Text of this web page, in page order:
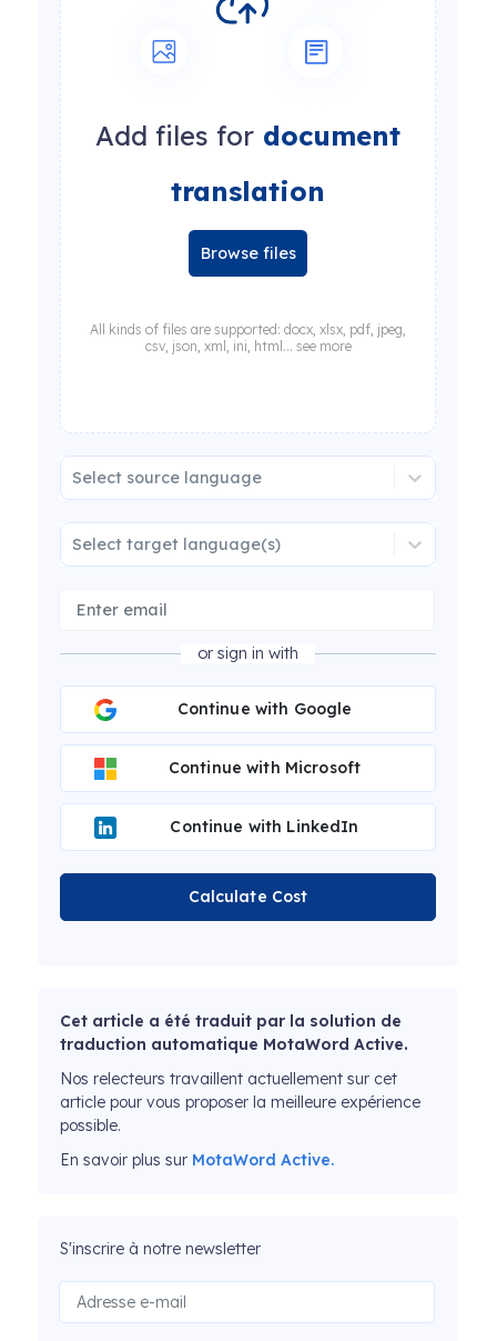
Add files for document
translation
Browse files
All kinds of files are supported: docx, xlsx, pdf, jpeg,
csv, json, xml, ini, html... see more
Select source language
Select target language(s)
or sign in with
Continue with Google
Continue with Microsoft
Continue with LinkedIn
Calculate Cost
Cet article a été traduit par la solution de
traduction automatique MotaWord Active.
Nos relecteurs travaillent actuellement sur cet
article pour vous proposer la meilleure expérience
possible.
En savoir plus sur MotaWord Active.
S'inscrire à notre newsletter